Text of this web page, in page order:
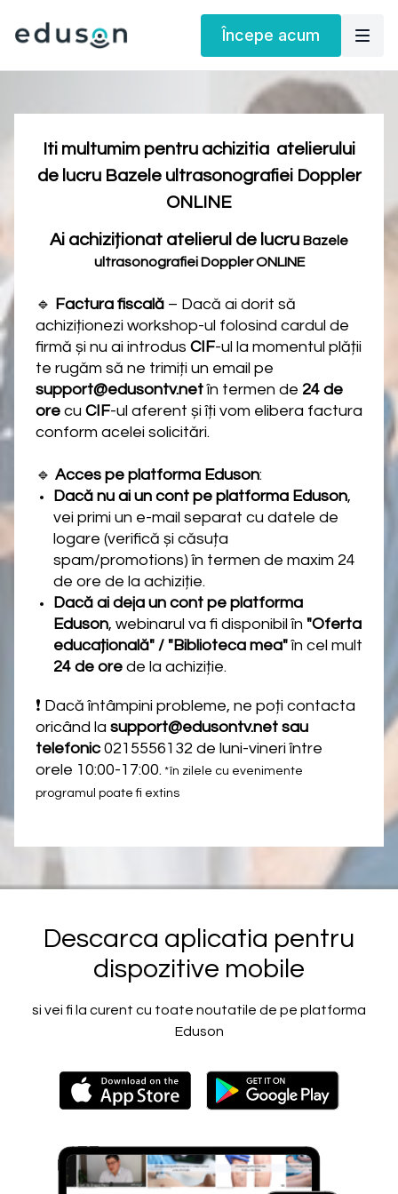
Începe acum
Iti multumim pentru achizitia atelierului
de lucru Bazele ultrasonografiei Doppler
ONLINE
Ai achiziționat atelierul de lucru Bazele
ultrasonografiei Doppler ONLINE
🔹 Factura fiscală – Dacă ai dorit să
achiziționezi workshop-ul folosind cardul de
firmă și nu ai introdus CIF-ul la momentul plății
te rugăm să ne trimiți un email pe
support@edusontv.netîn termen de 24 de
ore cu CIF-ul aferent și îți vom elibera factura
conform acelei solicitări.
🔹 Acces pe platforma Eduson:
Dacă nu ai un cont pe platforma Eduson,
vei primi un e-mail separat cu datele de
logare (verifică și căsuța
spam/promotions) în termen de maxim 24
de ore de la achiziție.
Dacă ai deja un cont pe platforma
Eduson, webinarul va fi disponibil în "Oferta
educațională" / "Biblioteca mea"în cel mult
24 de ore de la achiziție.
❗ Dacă întâmpini probleme, ne poți contacta
oricând la support@edusontv.net sau
telefonic0215556132 de luni-vineri între
orele 10:00-17:00. *în zilele cu evenimente
programul poate fi extins
Descarca aplicatia pentru
dispozitive mobile
si vei fi la curent cu toate noutatile de pe platforma
Eduson